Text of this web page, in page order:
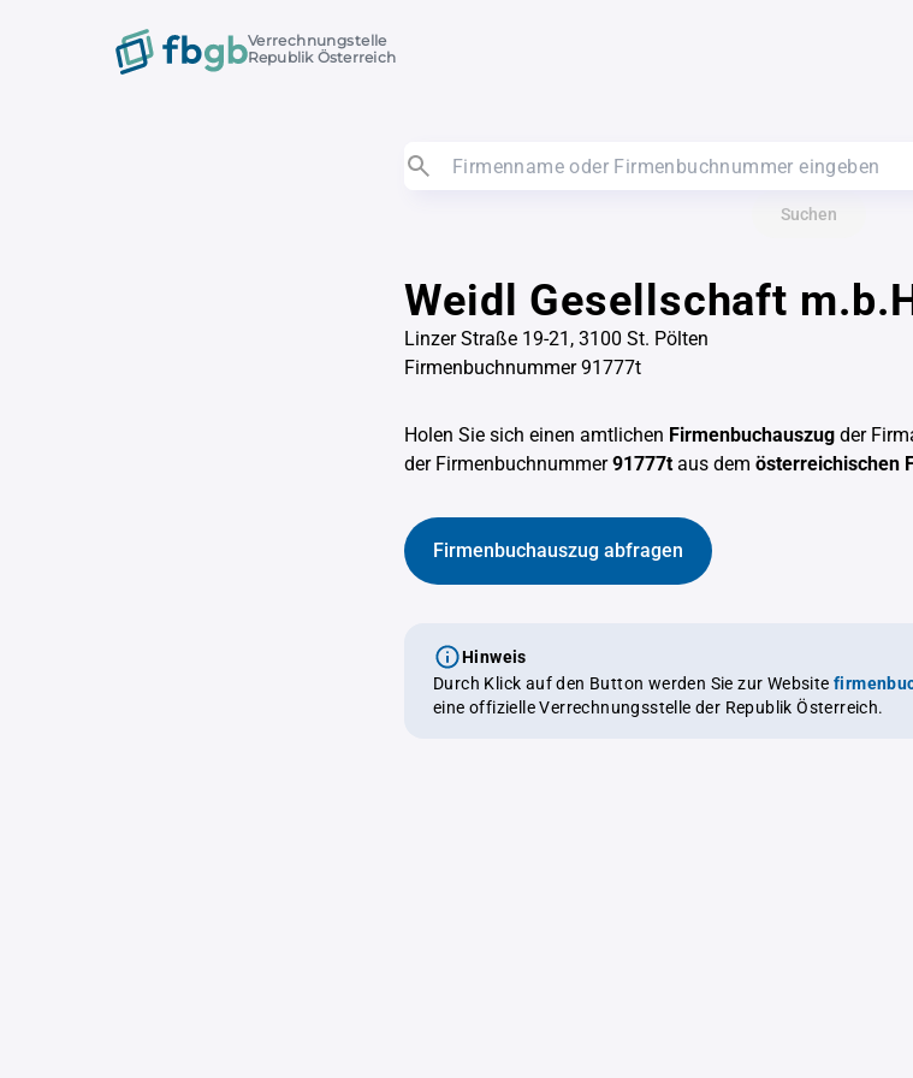
Verrechnungstelle
Republik Österreich
Suchen
Weidl Gesellschaft
Linzer Straße 19-21, 3100 St. Pölten
Firmenbuchnummer 91777t
Holen Sie sich einen amtlichen Firmenbuchauszug der
der Firmenbuchnummer91777taus dem österreichischen
Firmenbuchauszug abfragen
Hinweis
Durch Klick auf den Button werden Sie zur Website
eine offizielle Verrechnungsstelle der Republik Österreich.